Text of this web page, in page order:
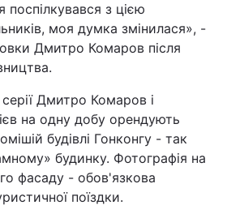
з цією
моя думка змінилася», -
Дмитро Комаров після
Дмитро Комаров і
на одну добу орендують
будівлі Гонконгу - так
будинку. Фотографія на
фасаду - обов'язкова
поїздки.